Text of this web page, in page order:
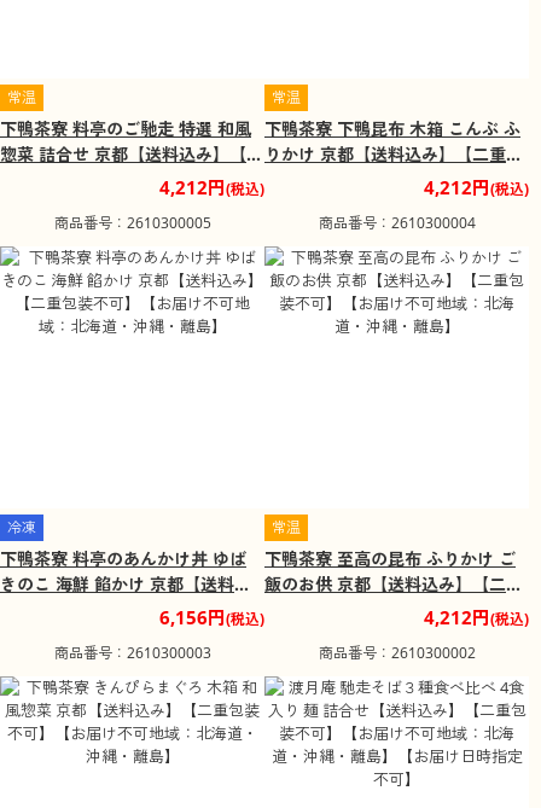
常温
下鴨茶寮 料亭のご馳走 特選 和風
惣菜 詰合せ 京都【送料込み】【二
重包装不可】【お届け不可地域：
4,212円(税込)
商品番号：2610300005
常温
下鴨茶寮 下鴨昆布 木箱 こんぶ ふ
りかけ 京都【送料込み】【二重包
装不可】【お届け不可地域：北海
4,212円(税込)
商品番号：2610300004
冷凍
下鴨茶寮 料亭のあんかけ丼 ゆば
きのこ 海鮮 餡かけ 京都【送料込
み】【二重包装不可】【お届け不
可地域：北海道・沖縄・離島】
6,156円(税込)
商品番号：2610300003
常温
下鴨茶寮 至高の昆布 ふりかけ ご
飯のお供 京都【送料込み】【二重
包装不可】【お届け不可地域：北
4,212円(税込)
商品番号：2610300002